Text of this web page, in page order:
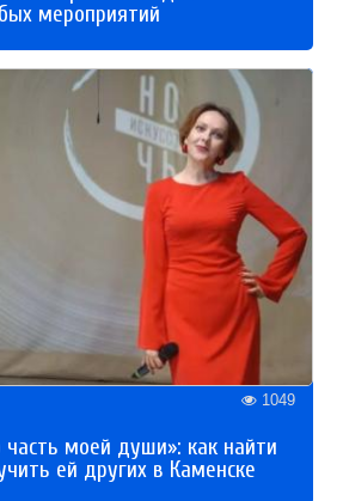
мероприятий
1049
моей души»: как найти
ей других в Каменске